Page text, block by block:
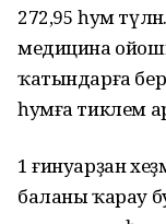
272,95 һум
медицина
ҡатындарға
һумға тиклем
1 ғинуарҙан
баланы ҡарау